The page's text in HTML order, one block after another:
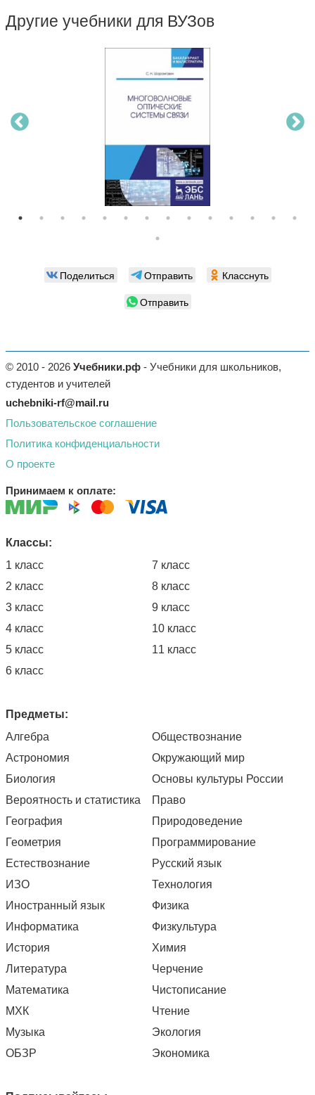
Другие учебники для ВУЗов
Поделиться Отправить
Класснуть
Отправить
© 2010 - 2026 Учебники.рф - Учебники для школьников,
студентов и учителей
uchebniki-rf@mail.ru
Пользовательское соглашение
Политика конфиденциальности
О проекте
Принимаем к оплате:
Классы:
1 класс
2 класс
3 класс
4 класс
5 класс
6 класс
7 класс
8 класс
9 класс
10 класс
11 класс
Предметы:
Алгебра
Астрономия
Биология
Вероятность и статистика
География
Геометрия
Естествознание
ИЗО
Иностранный язык
Информатика
История
Литература
Математика
МХК
Музыка
ОБЗР
Обществознание
Окружающий мир
Основы культуры России
Право
Природоведение
Программирование
Русский язык
Технология
Физика
Физкультура
Химия
Черчение
Чистописание
Чтение
Экология
Экономика